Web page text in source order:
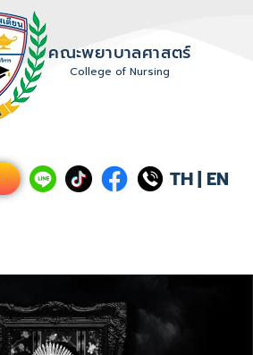
คณะพยาบาลศาสตร์
College of Nursing
TH| EN